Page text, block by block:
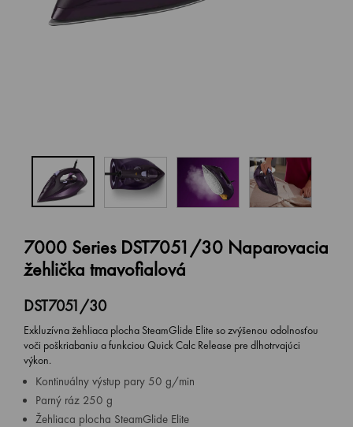
7000 Series DST7051/30 Naparovacia
žehlička tmavofialová
DST7051/30
Exkluzívna žehliaca plocha SteamGlide Elite so zvýšenou odolnosťou
voči poškriabaniu a funkciou Quick Calc Release pre dlhotrvajúci
výkon.
Kontinuálny výstup pary 50 g/min
Parný ráz 250 g
Žehliaca plocha SteamGlide Elite